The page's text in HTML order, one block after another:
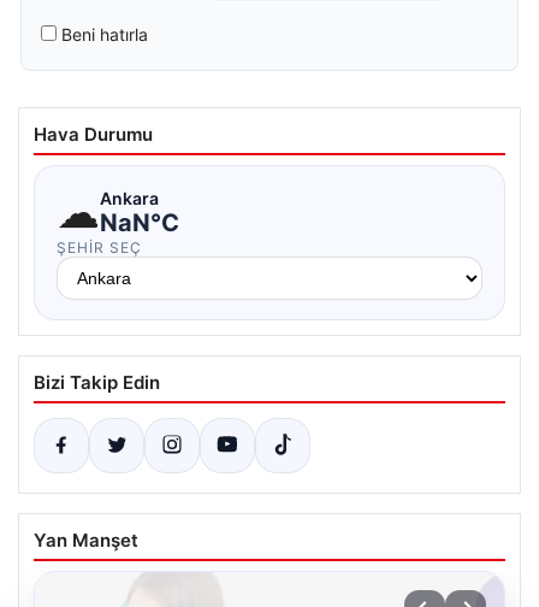
Beni hatırla
Hava Durumu
☁Ankara
NaN°C
ŞEHIR SEÇ
Bizi Takip Edin
Yan Manşet